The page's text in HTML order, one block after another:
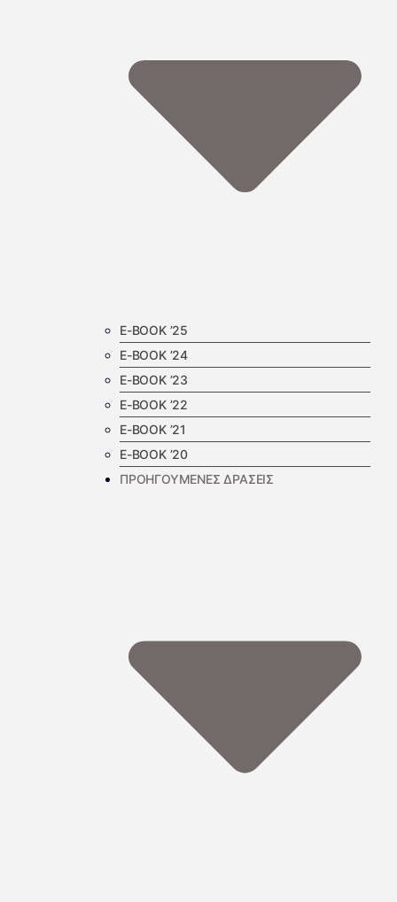
E-BOOK ’25
E-BOOK ’24
E-BOOK ’23
E-BOOK ’22
E-BOOK ’21
E-BOOK ’20
ΠΡΟΗΓΟΥΜΕΝΕΣ ΔΡΑΣΕΙΣ